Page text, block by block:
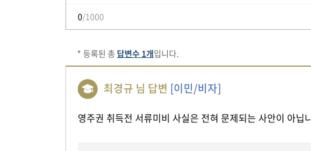
0/1000
* 등록된 총 답변수 1개입니다.
최경규 님 답변 [이민/비자]
영주권 취득전 서류미비 사실은 전혀 문제되는 사안이 아닙